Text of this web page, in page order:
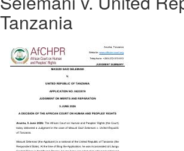
Tanzania